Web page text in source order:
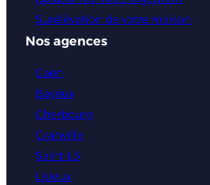
Surélévation de votre maison
Nos agences
Caen
Bayeux
Cherbourg
Granville
Saint-Lô
Lisieux